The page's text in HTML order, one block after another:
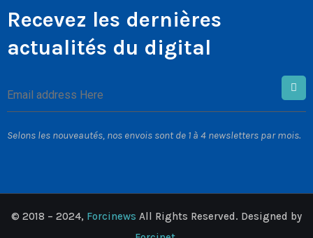
Recevez les dernières
actualités du digital
Selons les nouveautés, nos envois sont de 1 à 4 newsletters par mois.
© 2018 – 2024, Forcinews All Rights Reserved. Designed by